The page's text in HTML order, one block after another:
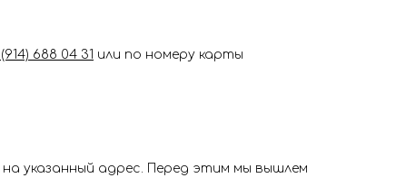
688 04 31 или по номеру карты
указанный адрес. Перед этим мы вышлем